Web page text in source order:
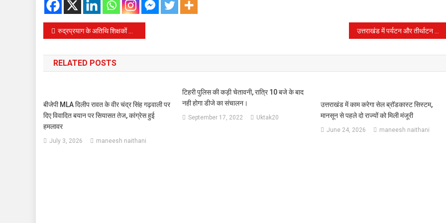
Post
navigation
रुद्रप्रयाग के अतिथि शिक्षकों को अब गर्मियों की छुट्टी की अवधि का भी मानदेय मिलेगा
RELATED POSTS
बीजेपी MLA दिलीप रावत के वीर चंद्र सिंह गढ़वाली पर
दिए विवादित बयान पर सियासत तेज, कांग्रेस हुई
हमलावर
July 3, 2026 maneesh naithani
टिहरी पुलिस की कड़ी चेतावनी, रात्रि 10 बजे के बाद
नही होगा डीजे का संचालन।
September 17, 2022 Uktak20
उत्तराखंड में काम करेगा सेल ब्रॉडकास्ट सिस्टम,
मानसून से पहले दो राज्यों को मिली मंजूरी
June 24, 2026 maneesh naithani